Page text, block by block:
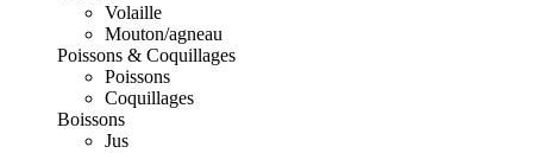
Volaille
Mouton/agneau
Poissons & Coquillages
Poissons
Coquillages
Boissons
Jus